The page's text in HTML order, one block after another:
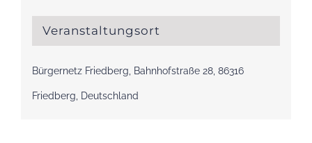
Veranstaltungsort
Bürgernetz Friedberg, Bahnhofstraße 28, 86316
Friedberg, Deutschland